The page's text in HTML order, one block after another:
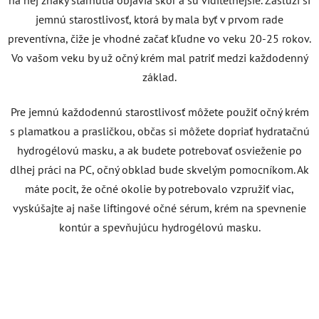
jemnú starostlivosť, ktorá by mala byť v prvom rade
preventívna, čiže je vhodné začať kľudne vo veku 20-25 rokov.
Vo vašom veku by už očný krém mal patriť medzi každodenný
základ.
Pre jemnú každodennú starostlivosť môžete použiť očný krém
s plamatkou a prasličkou, občas si môžete dopriať hydratačnú
hydrogélovú masku, a ak budete potrebovať osvieženie po
dlhej práci na PC, očný obklad bude skvelým pomocníkom. Ak
máte pocit, že očné okolie by potrebovalo vzpružiť viac,
vyskúšajte aj naše liftingové očné sérum, krém na spevnenie
kontúr a spevňujúcu hydrogélovú masku.